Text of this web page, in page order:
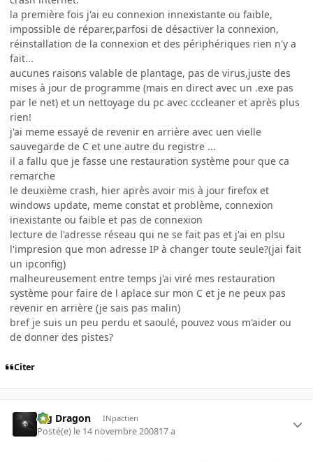
la première fois j'ai eu connexion innexistante ou faible,
impossible de réparer,parfosi de désactiver la connexion,
réinstallation de la connexion et des périphériques rien n'y a
fait...
aucunes raisons valable de plantage, pas de virus,juste des
mises à jour de programme (mais en direct avec un .exe pas
par le net) et un nettoyage du pc avec cccleaner et après plus
rien!
j'ai meme essayé de revenir en arrière avec uen vielle
sauvegarde de C et une autre du registre ...
il a fallu que je fasse une restauration système pour que ca
remarche
le deuxième crash, hier après avoir mis à jour firefox et
windows update, meme constat et problème, connexion
inexistante ou faible et pas de connexion
lecture de l'adresse réseau qui ne se fait pas et j'ai en plsu
l'impresion que mon adresse IP à changer toute seule?(jai fait
un ipconfig)
malheureusement entre temps j'ai viré mes restauration
système pour faire de l aplace sur mon C et je ne peux pas
revenir en arrière (je sais pas malin)
bref je suis un peu perdu et saoulé, pouvez vous m'aider ou
de donner des pistes?
Citer
Big Dragon INpactien
Posté(e) le 14 novembre 200817 a